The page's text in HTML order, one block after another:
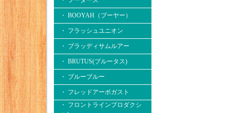
・ BOOYAH（ブーヤー）
・ フラッシュユニオン
・ ブラッディサムルアー
・ BRUTUS(ブルータス)
・ ブルーブルー
・ フレッドアーボガスト
・ フロントラインプロダクシ